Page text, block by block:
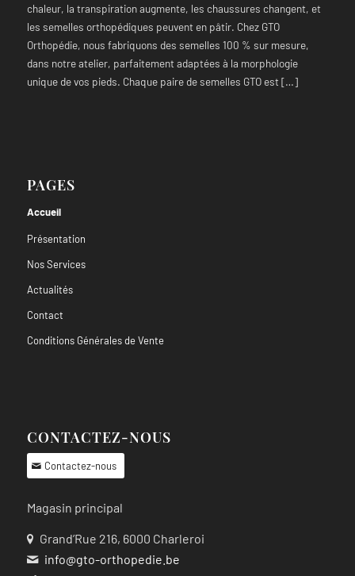
chaleur, la transpiration augmente, les chaussures changent, et
les semelles orthopédiques peuvent en pâtir. Chez GTO
Orthopédie, nous fabriquons des semelles 100 % sur mesure,
dans notre atelier, parfaitement adaptées à la morphologie
unique de vos pieds. Chaque paire de semelles GTO est […]
PAGES
Accueil
Présentation
Nos Services
Actualités
Contact
Conditions Générales de Vente
CONTACTEZ-NOUS
Contactez-nous
Magasin principal
Grand’Rue 216, 6000 Charleroi
info@gto-orthopedie.be